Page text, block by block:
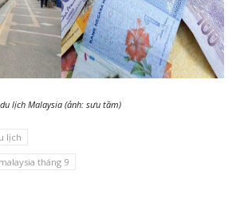
lịch Malaysia (ảnh: sưu tầm)
lịch
tháng 9